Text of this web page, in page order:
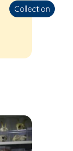
Collection